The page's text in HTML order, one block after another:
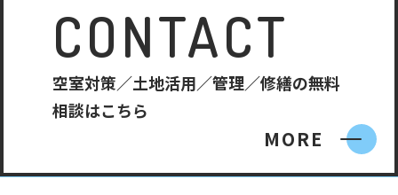
CONTACT
空室対策／土地活用／管理／修繕の無料
相談はこちら
MORE